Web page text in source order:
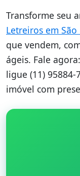
Transforme seu
Letreiros em São
que vendem,
ágeis. Fale
ligue (11)
imóvel com